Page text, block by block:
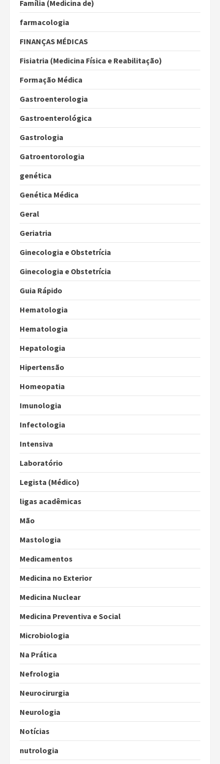
Família (Medicina de)
farmacologia
FINANÇAS MÉDICAS
Fisiatria (Medicina Física e Reabilitação)
Formação Médica
Gastroenterologia
Gastroenterológica
Gastrologia
Gatroentorologia
genética
Genética Médica
Geral
Geriatria
Ginecologia e Obstetrícia
Ginecologia e Obstetrícia
Guia Rápido
Hematologia
Hematologia
Hepatologia
Hipertensão
Homeopatia
Imunologia
Infectologia
Intensiva
Laboratório
Legista (Médico)
ligas acadêmicas
Mão
Mastologia
Medicamentos
Medicina no Exterior
Medicina Nuclear
Medicina Preventiva e Social
Microbiologia
Na Prática
Nefrologia
Neurocirurgia
Neurologia
Notícias
nutrologia